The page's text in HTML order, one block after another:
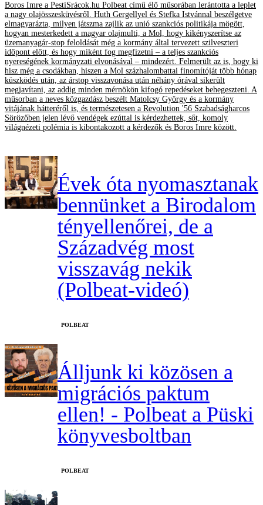
Boros Imre a PestiSrácok.hu Polbeat című élő műsorában lerántotta a leplet
a nagy olajösszesküvésről. Huth Gergellyel és Stefka Istvánnal beszélgetve
elmagyarázta, milyen játszma zajlik az unió szankciós politikája mögött,
hogyan mesterkedett a magyar olajmulti, a Mol, hogy kikényszerítse az
üzemanyagár-stop feloldását még a kormány által tervezett szilveszteri
időpont előtt, és hogy miként fog megfizetni – a teljes szankciós
nyereségének kormányzati elvonásával – mindezért. Felmerült az is, hogy ki
hisz még a csodákban, hiszen a Mol százhalombattai finomítóját több hónap
küszködés után, az árstop visszavonása után néhány órával sikerült
megjavítani, az addig minden mérnökön kifogó repedéseket behegeszteni. A
műsorban a neves közgazdász beszélt Matolcsy György és a kormány
vitájának hátteréről is, és természetesen a Revolution '56 Szabadságharcos
Sörözőben jelen lévő vendégek ezúttal is kérdezhettek, sőt, komoly
világnézeti polémia is kibontakozott a kérdezők és Boros Imre között.
Évek óta nyomasztanak
bennünket a Birodalom
tényellenőrei, de a
Századvég most
visszavág nekik
(Polbeat-videó)
‎POLBEAT
Álljunk ki közösen a
migrációs paktum
ellen! - Polbeat a Püski
könyvesboltban
‎POLBEAT